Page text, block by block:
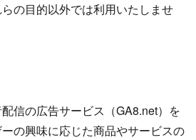
の目的以外では利用いたしませ
信の広告サービス（GA8.net）を
の興味に応じた商品やサービスの